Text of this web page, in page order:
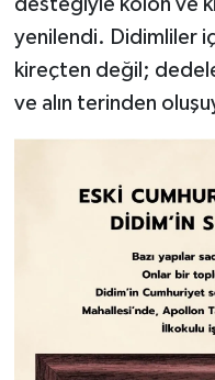
yenilendi. Didimliler
kireçten değil;
ve alın terinden